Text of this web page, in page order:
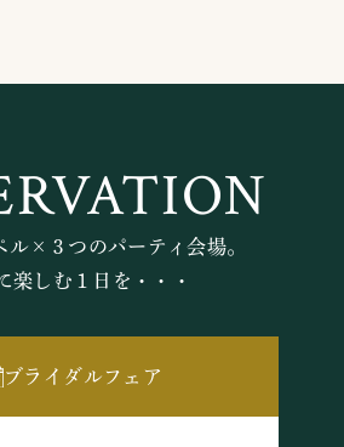
ル×３つのパーティ会場。
楽しむ１日を・・・
ブライダルフェア